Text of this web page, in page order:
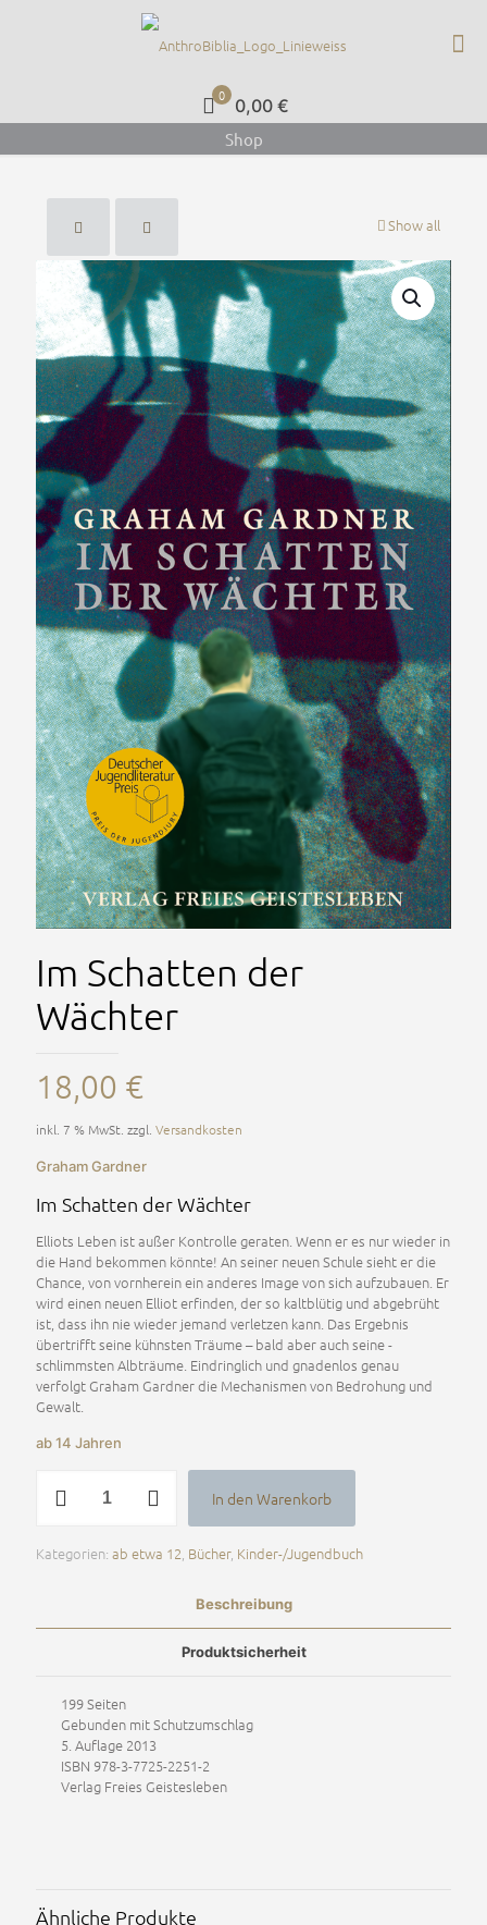
0 0,00 €
Shop
Show all
Im Schatten der
Wächter
18,00 €
inkl. 7 % MwSt. zzgl. Versandkosten
Graham Gardner
Im Schatten der Wächter
Elliots Leben ist außer Kontrolle geraten. Wenn er es nur wieder in
die Hand bekommen könnte! An seiner neuen Schule sieht er die
Chance, von vornherein ein anderes Image von sich aufzubauen. Er
wird einen ­neuen Elliot erfinden, der so kaltblütig und abgebrüht
ist, dass ihn nie ­wieder jemand verletzen kann. Das Ergebnis
übertrifft ­seine kühnsten Träume – bald aber auch ­seine ­
schlimmsten ­Albträume. Eindringlich und gnadenlos ­genau
verfolgt Graham ­Gardner die Mechanismen von Bedrohung und
Gewalt.
ab 14 Jahren
Menge
In den Warenkorb
Alternative:
Kategorien: ab etwa 12, Bücher, Kinder-/Jugendbuch
Beschreibung
Produktsicherheit
199 Seiten
Gebunden mit Schutzumschlag
5. Auflage 2013
ISBN 978-3-7725-2251-2
Verlag Freies Geistesleben
Ähnliche Produkte